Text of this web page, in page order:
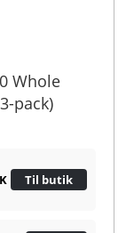
Whole
pack)
Til butik